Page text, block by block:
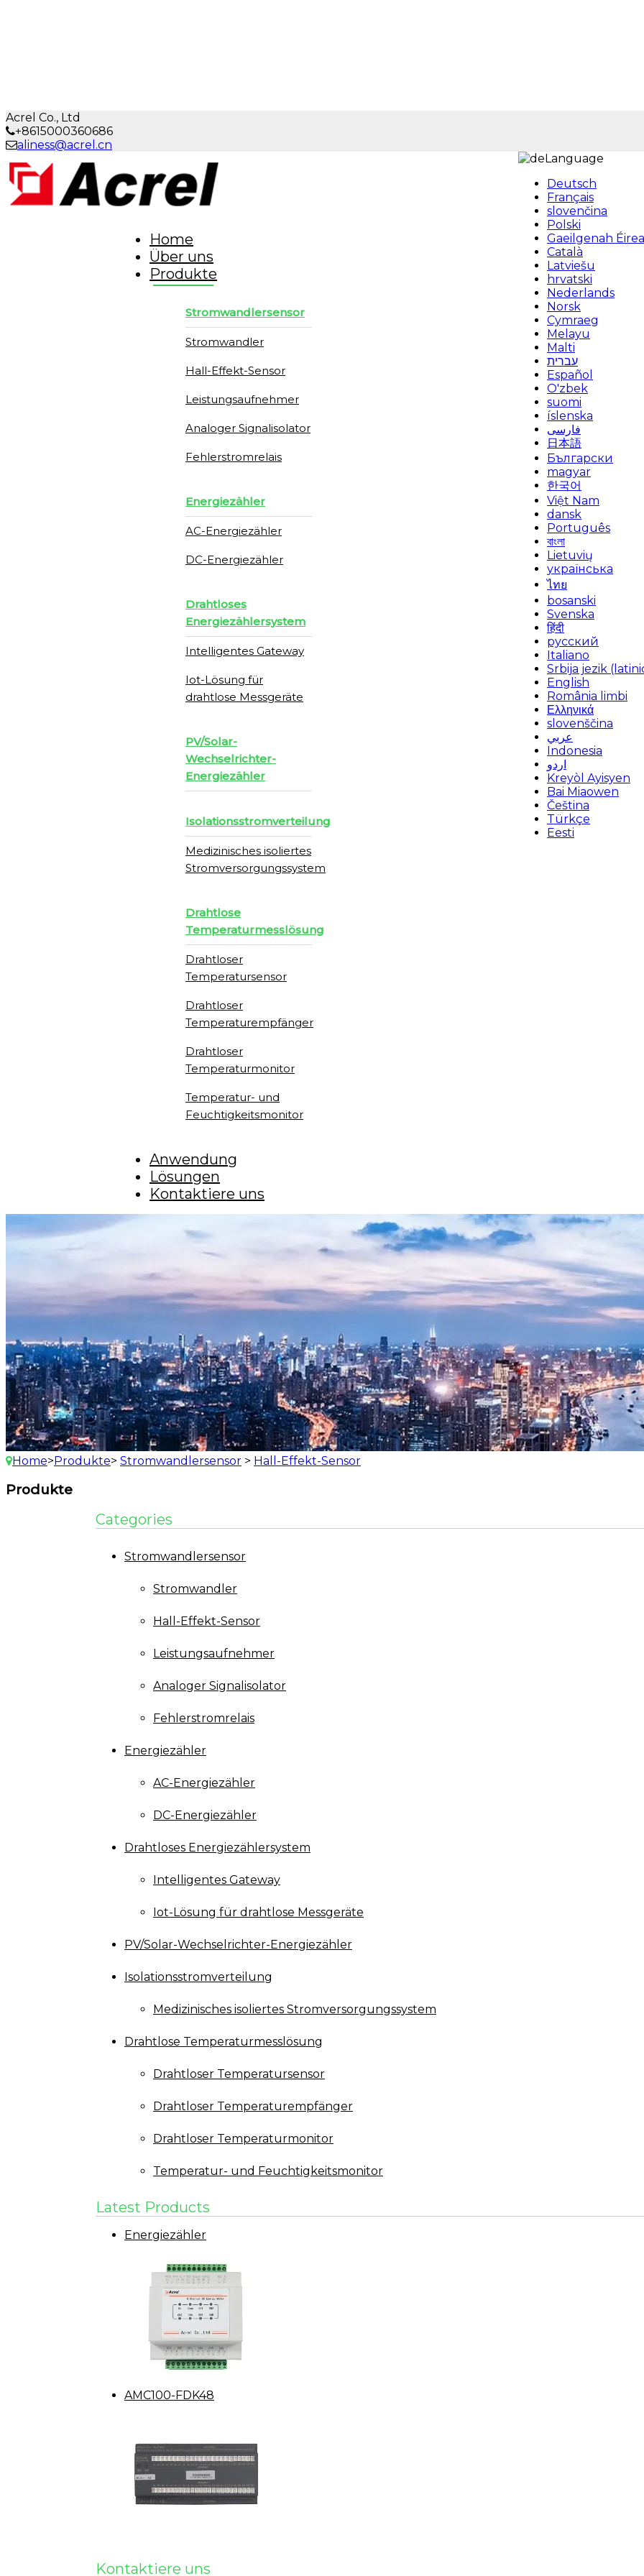
Acrel Co., Ltd
+8615000360686
aliness@acrel.cn
Language
Deutsch
Français
slovenčina
Polski
Gaeilgenah
Català
Latviešu
hrvatski
Nederlands
Norsk
Cymraeg
Melayu
Malti
עברית
Español
O'zbek
suomi
íslenska
فارسی
日本語
Български
magyar
한국어
Việt Nam
dansk
Português
বাংলা
Lietuvių
українська
ไทย
bosanski
Svenska
हिंदी
русский
Italiano
Srbija jezik
English
România limbi
Ελληνικά
slovenščina
عربي
Indonesia
اردو
Kreyòl Ayisyen
Bai Miaowen
Čeština
Türkçe
Eesti
Home
Über uns
Produkte
Stromwandlersensor
Stromwandler
Hall-Effekt-Sensor
Leistungsaufnehmer
Analoger Signalisolator
Fehlerstromrelais
Energiezähler
AC-Energiezähler
DC-Energiezähler
Drahtloses
Energiezählersystem
Intelligentes Gateway
Iot-Lösung für
drahtlose Messgeräte
PV/Solar-
Wechselrichter-
Energiezähler
Isolationsstromverteilung
Medizinisches isoliertes
Stromversorgungssystem
Drahtlose
Temperaturmesslösung
Drahtloser
Temperatursensor
Drahtloser
Temperaturempfänger
Drahtloser
Temperaturmonitor
Temperatur- und
Feuchtigkeitsmonitor
Anwendung
Lösungen
Kontaktiere uns
Home>Produkte> Stromwandlersensor > Hall-Effekt-Sensor
Produkte
Categories
Stromwandlersensor
Stromwandler
Hall-Effekt-Sensor
Leistungsaufnehmer
Analoger Signalisolator
Fehlerstromrelais
Energiezähler
AC-Energiezähler
DC-Energiezähler
Drahtloses Energiezählersystem
Intelligentes Gateway
Iot-Lösung für drahtlose Messgeräte
PV/Solar-Wechselrichter-Energiezähler
Isolationsstromverteilung
Medizinisches isoliertes Stromversorgungssystem
Drahtlose Temperaturmesslösung
Drahtloser Temperatursensor
Drahtloser Temperaturempfänger
Drahtloser Temperaturmonitor
Temperatur- und Feuchtigkeitsmonitor
Latest Products
Energiezähler
AMC100-FDK48
Kontaktiere uns